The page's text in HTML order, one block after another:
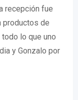
recepción fue
productos de
todo lo que uno
y Gonzalo por